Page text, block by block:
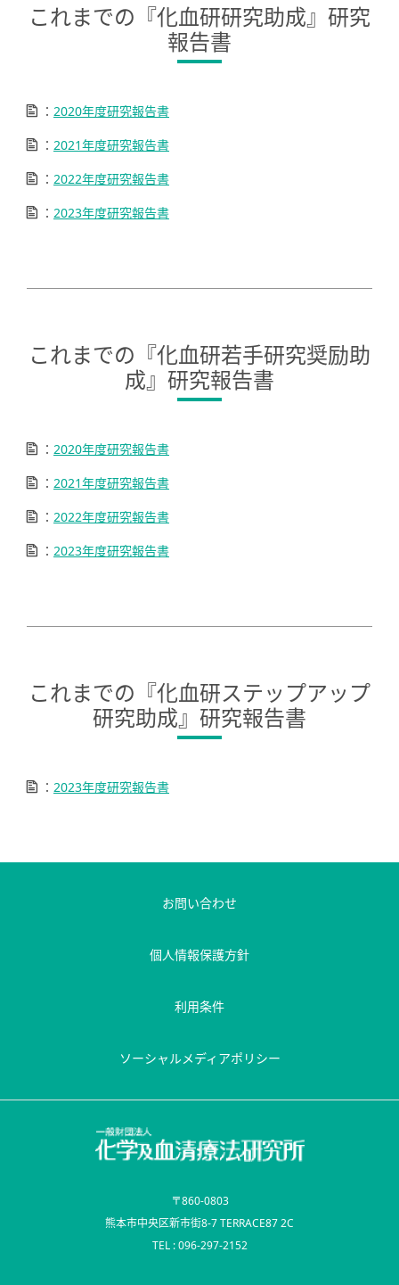
これまでの『化血研研究助成』研究
報告書
： 2020年度研究報告書
： 2021年度研究報告書
： 2022年度研究報告書
： 2023年度研究報告書
これまでの『化血研若手研究奨励助
成』研究報告書
： 2020年度研究報告書
： 2021年度研究報告書
： 2022年度研究報告書
： 2023年度研究報告書
これまでの『化血研ステップアップ
研究助成』研究報告書
： 2023年度研究報告書
お問い合わせ
個人情報保護方針
利用条件
ソーシャルメディアポリシー
〒860-0803
熊本市中央区新市街8-7 TERRACE87 2C
TEL : 096-297-2152